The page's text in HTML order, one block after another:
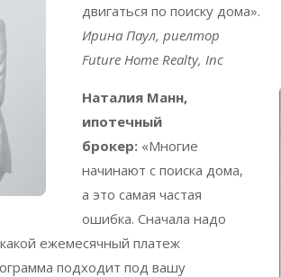
двигаться по поиску дома».
Ирина Паул, риелтор
Future Home Realty, Inc
Наталия Манн,
ипотечный
брокер: «Многие
начинают с поиска дома,
а это самая частая
ошибка. Сначала надо
ежемесячный платеж
подходит под вашу